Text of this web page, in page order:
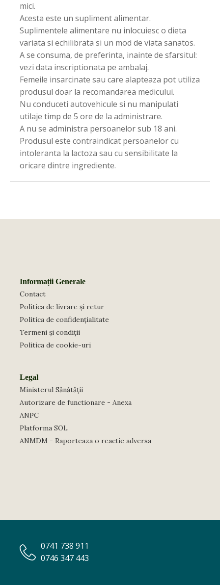
mici.
Acesta este un supliment alimentar.
Suplimentele alimentare nu inlocuiesc o dieta
variata si echilibrata si un mod de viata sanatos.
A se consuma, de preferinta, inainte de sfarsitul:
vezi data inscriptionata pe ambalaj.
Femeile insarcinate sau care alapteaza pot utiliza
produsul doar la recomandarea medicului.
Nu conduceti autovehicule si nu manipulati
utilaje timp de 5 ore de la administrare.
A nu se administra persoanelor sub 18 ani.
Produsul este contraindicat persoanelor cu
intoleranta la lactoza sau cu sensibilitate la
oricare dintre ingrediente.
Informații Generale
Contact
Politica de livrare și retur
Politica de confidențialitate
Termeni și condiții
Politica de cookie-uri
Legal
Ministerul Sănătății
Autorizare de functionare - Anexa
ANPC
Platforma SOL
ANMDM - Raporteaza o reactie adversa
0741 738 911
0746 347 443